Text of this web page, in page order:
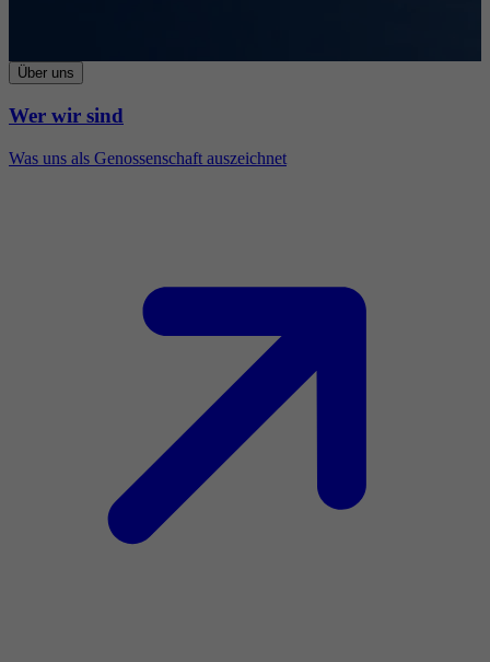
Über uns
Wer wir sind
Was uns als Genossenschaft auszeichnet